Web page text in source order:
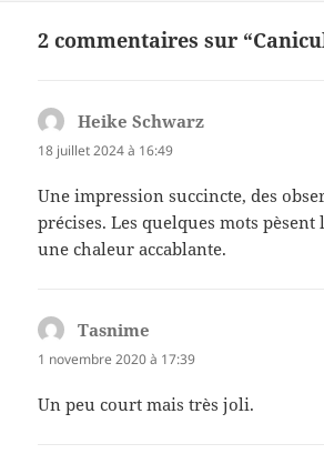
2 commentaires sur
Heike Schwarz
18 juillet 2024 à 16:49
Une impression succincte, des
précises. Les quelques mots
une chaleur accablante.
Tasnime
1 novembre 2020 à 17:39
Un peu court mais très joli.